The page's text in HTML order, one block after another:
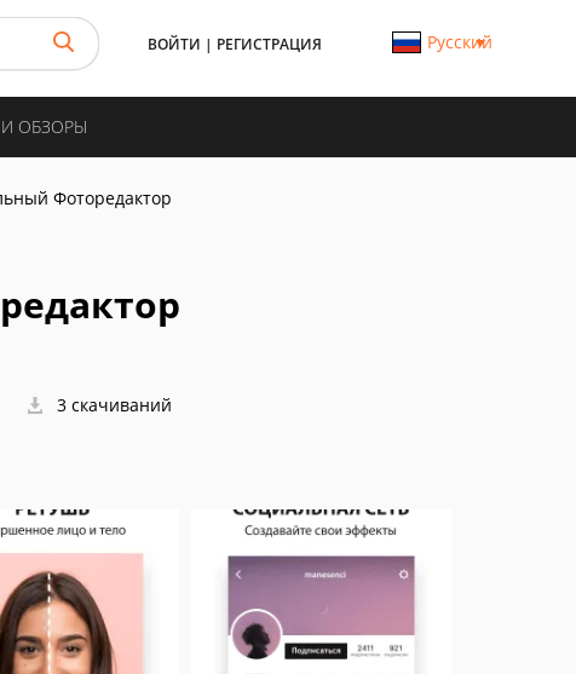
ВОЙТИ | РЕГИСТРАЦИЯ Русский
И ОБЗОРЫ
Фоторедактор
3 скачиваний